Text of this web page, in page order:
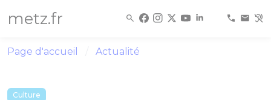
metz.fr
Page d'accueil Actualité
Culture